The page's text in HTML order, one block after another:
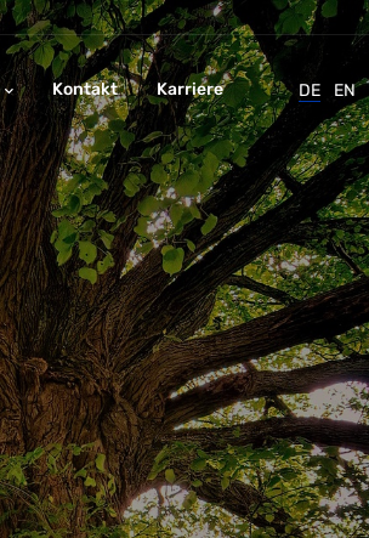
Kontakt Karriere DE EN